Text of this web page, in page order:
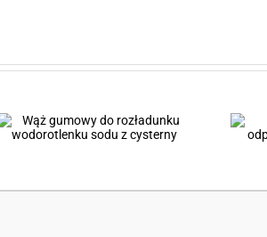
Wąż teflonowy do